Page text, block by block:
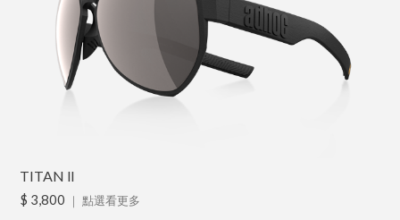
TITAN ll
$ 3,800 ｜ 點選看更多